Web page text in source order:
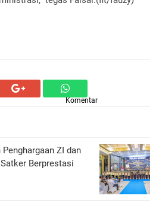
Komentar
ZI dan
Berprestasi